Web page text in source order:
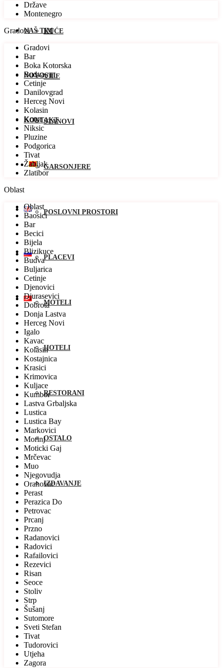
KUĆE
VILE
STANOVI
GARSONJERE
POSLOVNI PROSTORI
PLACEVI
MOTELI
HOTELI
RESTORANI
OSTALO
IZDAVANJE
NAŠ TIM
NOVOSTI
KONTAKT
Države
Montenegro
Gradovi
Gradovi
Bar
Boka Kotorska
Budva
Cetinje
Danilovgrad
Herceg Novi
Kolasin
Kotor
Niksic
Pluzine
Podgorica
Tivat
Žabljak
Zlatibor
Oblast
Oblast
Baosici
Bar
Becici
Bijela
Blizikuce
Budva
Buljarica
Cetinje
Djenovici
Djurasevici
Dobrota
Donja Lastva
Herceg Novi
Igalo
Kavac
Kolasin
Kostajnica
Krasici
Krimovica
Kuljace
Kumbor
Lastva Grbaljska
Lustica
Lustica Bay
Markovici
Morinj
Moticki Gaj
Mrčevac
Muo
Njegovudja
Orahovac
Perast
Perazica Do
Petrovac
Prcanj
Przno
Radanovici
Radovici
Rafailovici
Rezevici
Risan
Seoce
Stoliv
Strp
Šušanj
Sutomore
Sveti Stefan
Tivat
Tudorovici
Utjeha
Zagora